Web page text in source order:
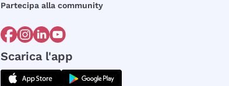
Partecipa alla community
Scarica l'app